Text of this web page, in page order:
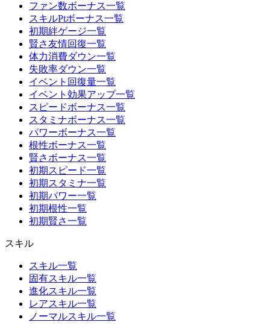
ファン数ボーナス一覧
スキルPtボーナス一覧
初期絆ゲージ一覧
賢さ友情回復一覧
体力消費ダウン一覧
失敗率ダウン一覧
イベント回復量一覧
イベント効果アップ一覧
スピードボーナス一覧
スタミナボーナス一覧
パワーボーナス一覧
根性ボーナス一覧
賢さボーナス一覧
初期スピード一覧
初期スタミナ一覧
初期パワー一覧
初期根性一覧
初期賢さ一覧
スキル
スキル一覧
固有スキル一覧
進化スキル一覧
レアスキル一覧
ノーマルスキル一覧